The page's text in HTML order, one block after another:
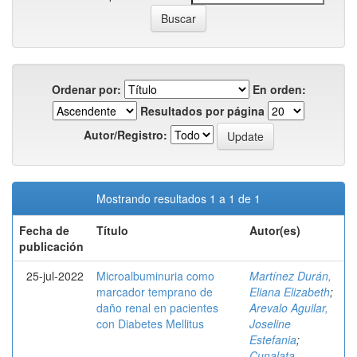
Ordenar por:
En orden:
Resultados por página
Autor/Registro:
Mostrando resultados 1 a 1 de 1
Fecha de
publicación
Título Autor(es)
25-jul-2022
Microalbuminuria como
marcador temprano de
daño renal en pacientes
con Diabetes Mellitus
Martínez Durán,
Eliana Elizabeth;
Arevalo Aguilar,
Joseline
Estefania;